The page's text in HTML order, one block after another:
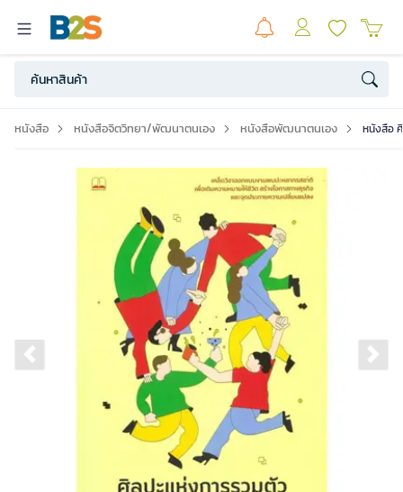
หนังสือ หนังสือจิตวิทยา/พัฒนาตนเอง หนังสือพัฒนาตนเอง หนังสือ
Previous slide